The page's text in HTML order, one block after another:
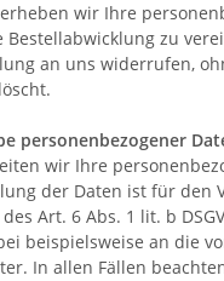
wir Ihre
zu
an uns widerrufen,
personenbezogener
wir Ihre
der Daten ist für den
Art. 6 Abs. 1 lit. b
beispielsweise an die
In allen Fällen